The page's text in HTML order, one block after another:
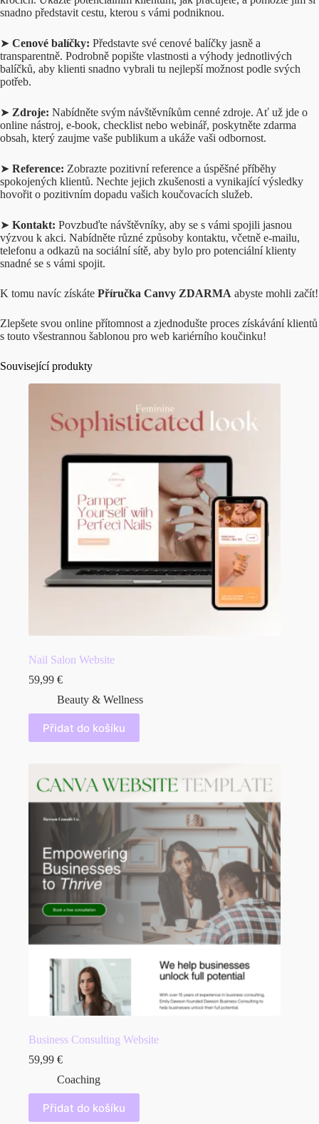
snadno představit cestu, kterou s vámi podniknou.
➤ Cenové balíčky: Představte své cenové balíčky jasně a
transparentně. Podrobně popište vlastnosti a výhody jednotlivých
balíčků, aby klienti snadno vybrali tu nejlepší možnost podle svých
potřeb.
➤ Zdroje: Nabídněte svým návštěvníkům cenné zdroje. Ať už jde o
online nástroj, e-book, checklist nebo webinář, poskytněte zdarma
obsah, který zaujme vaše publikum a ukáže vaši odbornost.
➤ Reference: Zobrazte pozitivní reference a úspěšné příběhy
spokojených klientů. Nechte jejich zkušenosti a vynikající výsledky
hovořit o pozitivním dopadu vašich koučovacích služeb.
➤ Kontakt: Povzbuďte návštěvníky, aby se s vámi spojili jasnou
výzvou k akci. Nabídněte různé způsoby kontaktu, včetně e-mailu,
telefonu a odkazů na sociální sítě, aby bylo pro potenciální klienty
snadné se s vámi spojit.
K tomu navíc získáte Příručka Canvy ZDARMA abyste mohli začít!
Zlepšete svou online přítomnost a zjednodušte proces získávání klientů
s touto všestrannou šablonou pro web kariérního koučinku!
Související produkty
Nail Salon Website
59,99 €
Beauty & Wellness
Přidat do košíku
Business Consulting Website
59,99 €
Coaching
Přidat do košíku